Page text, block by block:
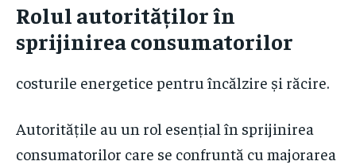
Rolul autorităților în
sprijinirea consumatorilor
costurile energetice pentru încălzire și răcire.
Autoritățile au un rol esențial în sprijinirea
consumatorilor care se confruntă cu majorarea